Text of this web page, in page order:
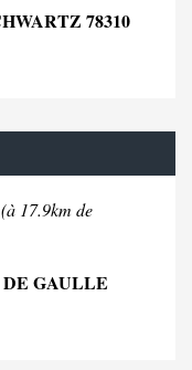
78310
(à 17.9km de
GAULLE